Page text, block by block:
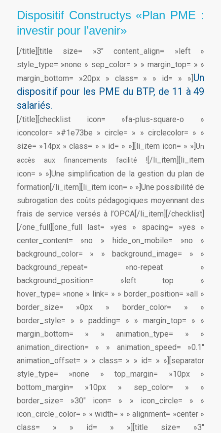
Dispositif Constructys «Plan PME :
investir pour l’avenir»
[/title][title size= »3″ content_align= »left »
style_type= »none » sep_color= » » margin_top= » »
margin_bottom= »20px » class= » » id= » »] Un
dispositif pour les PME du BTP, de 11 à 49
salariés.
[/title][checklist icon= »fa-plus-square-o »
iconcolor= »#1e73be » circle= » » circlecolor= » »
size= »14px » class= » » id= » »][li_item icon= » »]Un
accès aux financements facilité ! [/li_item][li_item
icon= » »]Une simplification de la gestion du plan de
formation[/li_item][li_item icon= » »]Une possibilité de
subrogation des coûts pédagogiques moyennant des
frais de service versés à l’OPCA[/li_item][/checklist]
[/one_full][one_full last= »yes » spacing= »yes »
center_content= »no » hide_on_mobile= »no »
background_color= » » background_image= » »
background_repeat= »no-repeat »
background_position= »left top »
hover_type= »none » link= » » border_position= »all »
border_size= »0px » border_color= » »
border_style= » » padding= » » margin_top= » »
margin_bottom= » » animation_type= » »
animation_direction= » » animation_speed= »0.1″
animation_offset= » » class= » » id= » »][separator
style_type= »none » top_margin= »10px »
bottom_margin= »10px » sep_color= » »
border_size= »30″ icon= » » icon_circle= » »
icon_circle_color= » » width= » » alignment= »center »
class= » » id= » »][title size= »3″